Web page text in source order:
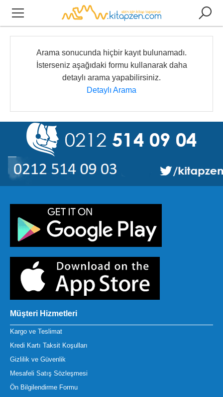
Arama sonucunda hiçbir kayıt bulunamadı.
İsterseniz aşağıdaki formu kullanarak daha
detaylı arama yapabilirsiniz.
Detaylı Arama
Müşteri Hizmetleri
Kargo ve Teslimat
Kredi Kartı Taksit Koşulları
Gizlilik ve Güvenlik
Mesafeli Satış Sözleşmesi
Ön Bilgilendirme Formu